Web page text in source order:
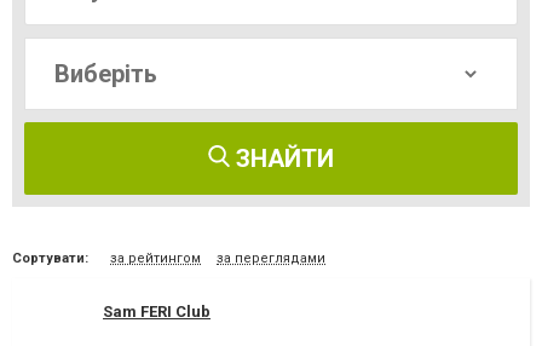
ЗНАЙТИ
Сортувати: за рейтингом за переглядами
Sam FERI Club